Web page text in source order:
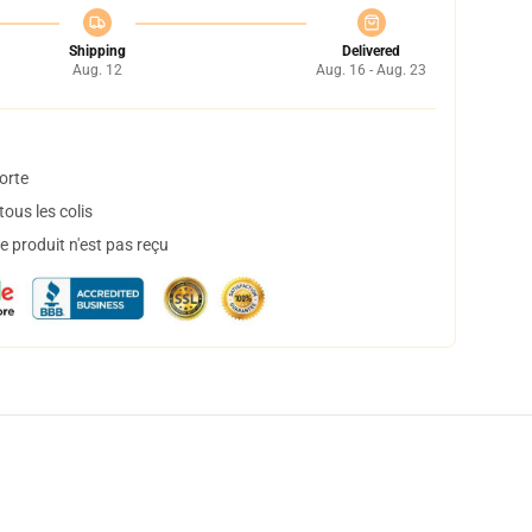
Shipping
Aug. 12
Delivered
Aug. 16 - Aug. 23
les colis
produit n'est pas reçu